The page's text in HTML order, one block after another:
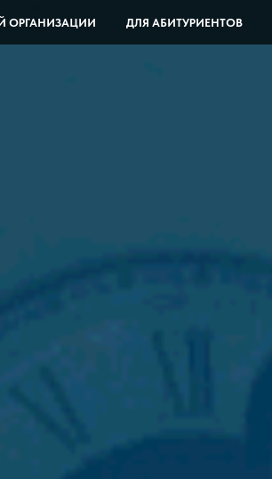
ОРГАНИЗАЦИИ ДЛЯ АБИТУРИЕНТОВ